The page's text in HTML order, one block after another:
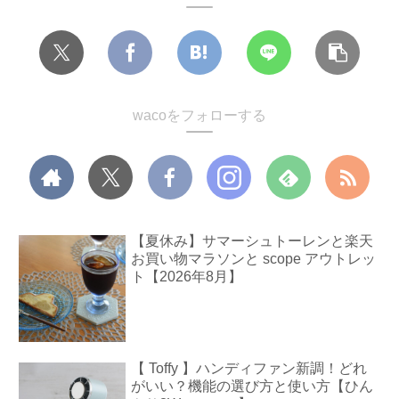
wacoをフォローする
【夏休み】サマーシュトーレンと楽天
お買い物マラソンと scope アウトレッ
ト【2026年8月】
【 Toffy 】ハンディファン新調！どれ
がいい？機能の選び方と使い方【ひん